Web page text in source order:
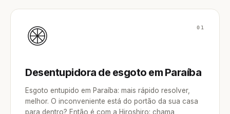
01
Desentupidora de esgoto em Paraíba
Esgoto entupido em Paraíba: mais rápido resolver,
melhor. O inconveniente está do portão da sua casa
para dentro? Então é com a Hiroshiro: chama,